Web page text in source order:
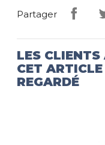
Partager
LES
CET
REGARDÉ